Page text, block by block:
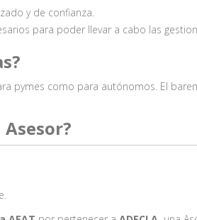
y de confianza.
para poder llevar a cabo las
pymes como para autónomos. El